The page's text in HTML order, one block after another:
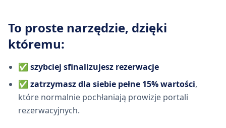
To proste narzędzie, dzięki
któremu:
✅ szybciej sfinalizujesz rezerwacje
✅ zatrzymasz dla siebie pełne 15% wartości,
które normalnie pochłaniają prowizje portali
rezerwacyjnych.